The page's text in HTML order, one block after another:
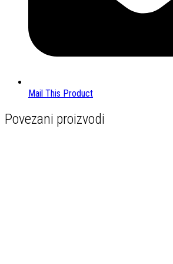
Mail This Product
Povezani proizvodi